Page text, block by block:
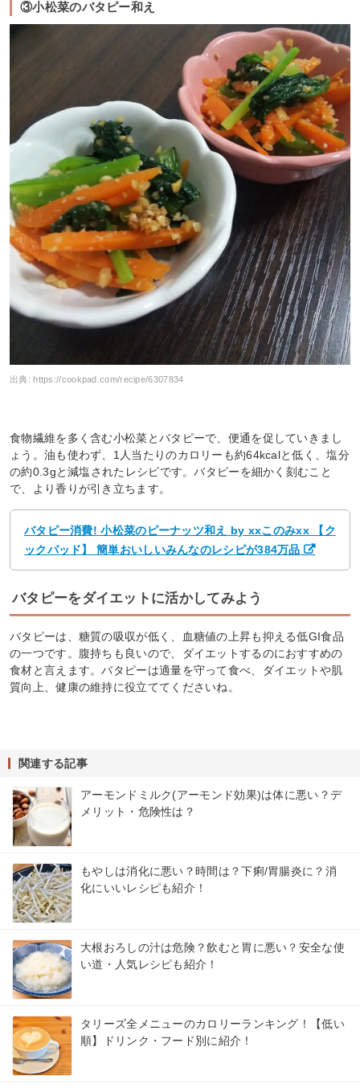
③小松菜のバタピー和え
出典: https://cookpad.com/recipe/6307834
食物繊維を多く含む小松菜とバタピーで、便通を促していきまし
ょう。油も使わず、1人当たりのカロリーも約64kcalと低く、塩分
の約0.3gと減塩されたレシピです。バタピーを細かく刻むこと
で、より香りが引き立ちます。
バタピー消費! 小松菜のピーナッツ和え by xxこのみxx 【ク
ックパッド】 簡単おいしいみんなのレシピが384万品
バタピーをダイエットに活かしてみよう
バタピーは、糖質の吸収が低く、血糖値の上昇も抑える低GI食品
の一つです。腹持ちも良いので、ダイエットするのにおすすめの
食材と言えます。バタピーは適量を守って食べ、ダイエットや肌
質向上、健康の維持に役立ててくださいね。
関連する記事
アーモンドミルク(アーモンド効果)は体に悪い？デ
メリット・危険性は？
もやしは消化に悪い？時間は？下痢/胃腸炎に？消
化にいいレシピも紹介！
大根おろしの汁は危険？飲むと胃に悪い？安全な使
い道・人気レシピも紹介！
タリーズ全メニューのカロリーランキング！【低い
順】ドリンク・フード別に紹介！